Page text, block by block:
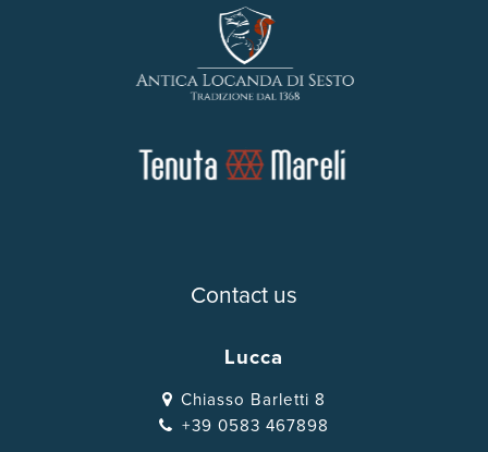
Contact us
Lucca
Chiasso Barletti 8
+39 0583 467898